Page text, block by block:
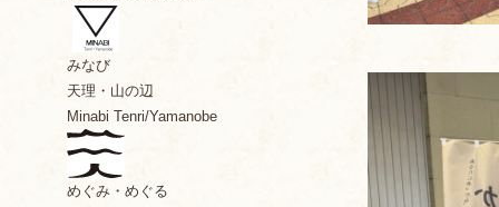
みなび
天理・山の辺
Minabi Tenri/Yamanobe
めぐみ・めぐる